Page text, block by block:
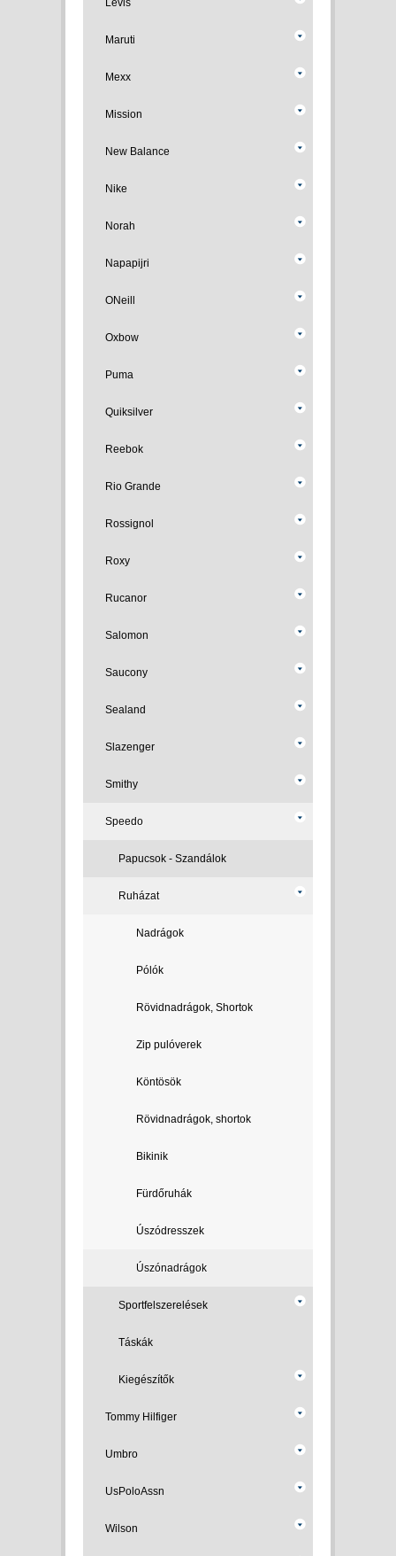
Levis
Maruti
Mexx
Mission
New Balance
Nike
Norah
Napapijri
ONeill
Oxbow
Puma
Quiksilver
Reebok
Rio Grande
Rossignol
Roxy
Rucanor
Salomon
Saucony
Sealand
Slazenger
Smithy
Speedo
Papucsok - Szandálok
Ruházat
Nadrágok
Pólók
Rövidnadrágok, Shortok
Zip pulóverek
Köntösök
Rövidnadrágok, shortok
Bikinik
Fürdőruhák
Úszódresszek
Úszónadrágok
Sportfelszerelések
Táskák
Kiegészítők
Tommy Hilfiger
Umbro
UsPoloAssn
Wilson